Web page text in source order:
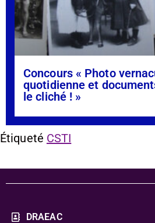
Concours « Photo
quotidienne et
le cliché ! »
Étiqueté CSTI
DRAEAC